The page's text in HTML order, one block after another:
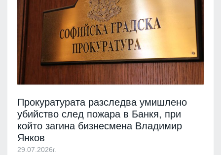
Прокуратурата разследва умишлено
убийство след пожара в Банкя, при
който загина бизнесмена Владимир
Янков
29.07.2026г.